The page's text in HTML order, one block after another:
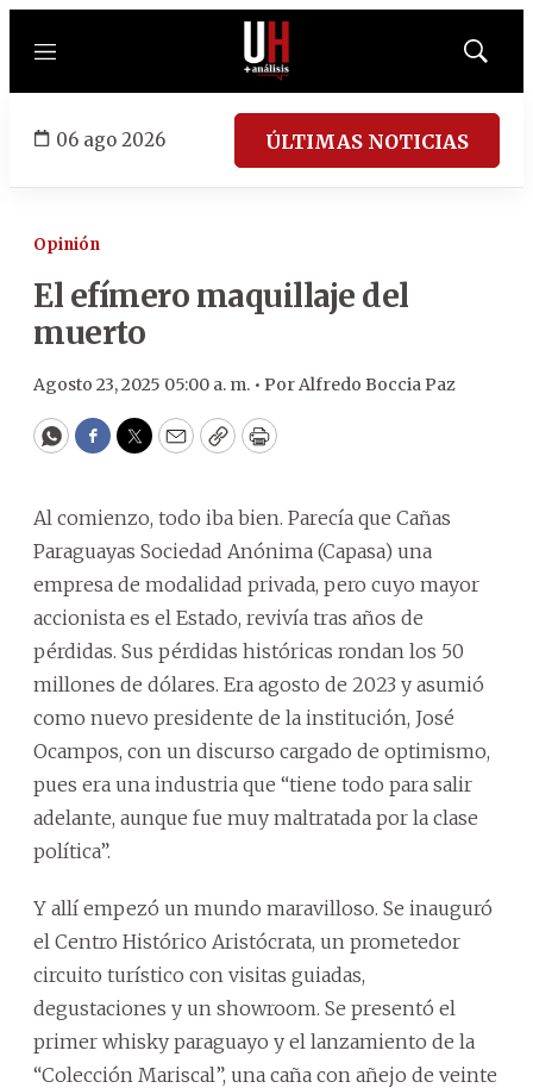
Menú
Mostrar
06 ago 2026 ÚLTIMAS NOTICIAS
Opinión
El efímero maquillaje del
muerto
Agosto 23, 2025 05:00 a. m. • PorAlfredo Boccia Paz
WhatsApp
Facebook
Twitter
EmailCopyPrint
Al comienzo, todo iba bien. Parecía que Cañas
Paraguayas Sociedad Anónima (Capasa) una
empresa de modalidad privada, pero cuyo mayor
accionista es el Estado, revivía tras años de
pérdidas. Sus pérdidas históricas rondan los 50
millones de dólares. Era agosto de 2023 y asumió
como nuevo presidente de la institución, José
Ocampos, con un discurso cargado de optimismo,
pues era una industria que “tiene todo para salir
adelante, aunque fue muy maltratada por la clase
política”.
Y allí empezó un mundo maravilloso. Se inauguró
el Centro Histórico Aristócrata, un prometedor
circuito turístico con visitas guiadas,
degustaciones y un showroom. Se presentó el
primer whisky paraguayo y el lanzamiento de la
“Colección Mariscal”, una caña con añejo de veinte